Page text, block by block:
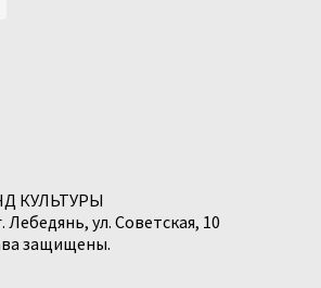
КУЛЬТУРЫ
ул. Советская, 10
защищены.